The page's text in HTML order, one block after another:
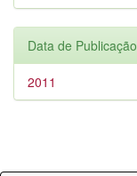
Data de Publicação
2011